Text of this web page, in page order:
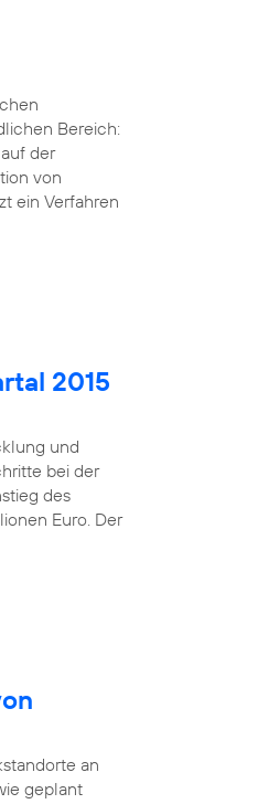
Bereich:
der
von
ein Verfahren
2015
und
bei der
des
Euro. Der
an
geplant